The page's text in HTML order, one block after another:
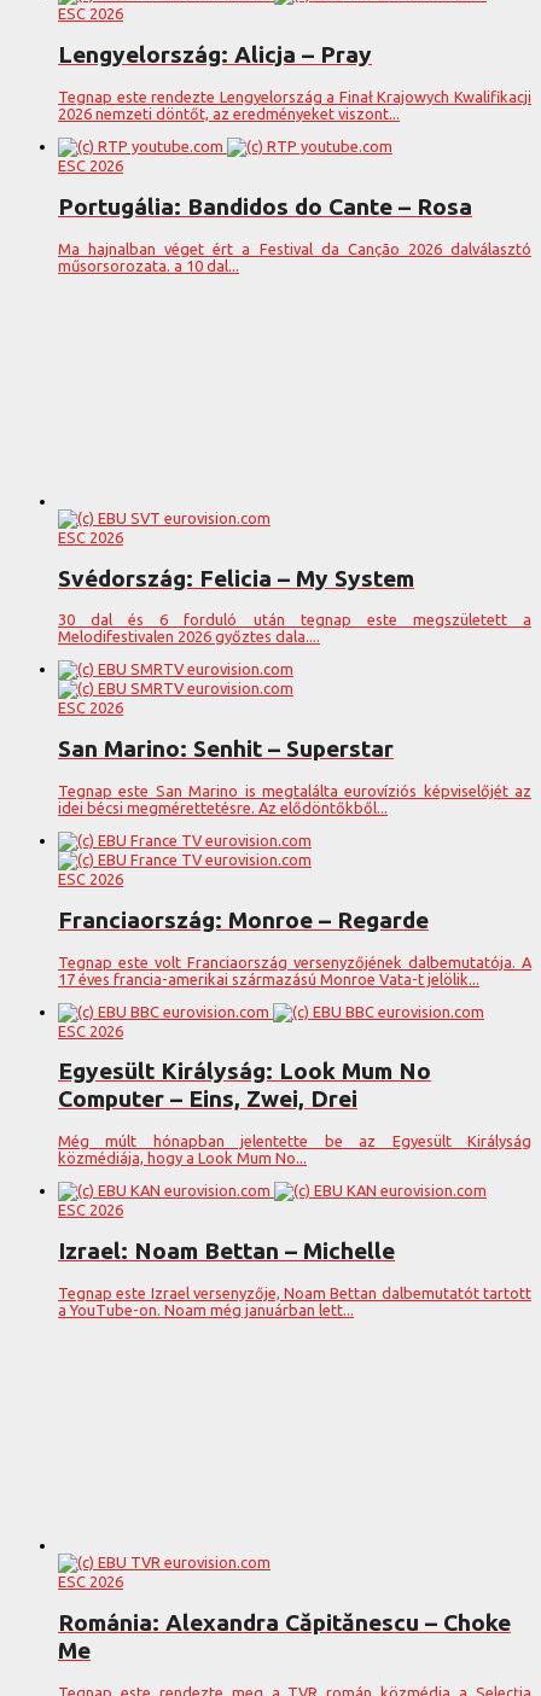
ESC 2026
Lengyelország: Alicja – Pray
Tegnap este rendezte Lengyelország a Finał Krajowych Kwalifikacji
2026 nemzeti döntőt, az eredményeket viszont...
ESC 2026
Portugália: Bandidos do Cante – Rosa
Ma hajnalban véget ért a Festival da Canção 2026 dalválasztó
műsorsorozata. a 10 dal...
ESC 2026
Svédország: Felicia – My System
30 dal és 6 forduló után tegnap este megszületett a
Melodifestivalen 2026 győztes dala....
ESC 2026
San Marino: Senhit – Superstar
Tegnap este San Marino is megtalálta eurovíziós képviselőjét az
idei bécsi megmérettetésre. Az elődöntőkből...
ESC 2026
Franciaország: Monroe – Regarde
Tegnap este volt Franciaország versenyzőjének dalbemutatója. A
17 éves francia-amerikai származású Monroe Vata-t jelölik...
ESC 2026
Egyesült Királyság: Look Mum No
Computer – Eins, Zwei, Drei
Még múlt hónapban jelentette be az Egyesült Királyság
közmédiája, hogy a Look Mum No...
ESC 2026
Izrael: Noam Bettan – Michelle
Tegnap este Izrael versenyzője, Noam Bettan dalbemutatót tartott
a YouTube-on. Noam még januárban lett...
ESC 2026
Románia: Alexandra Căpitănescu – Choke
Me
Tegnap este rendezte meg a TVR román közmédia a Selecția